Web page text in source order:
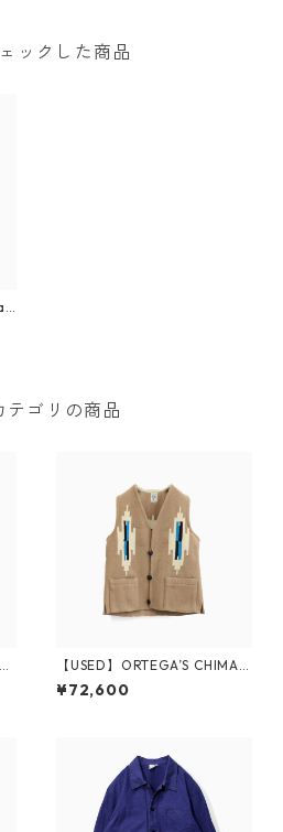
ックした商品
テゴリの商品
【USED】ORTEGA’S CHIMAY
O VEST
¥72,600